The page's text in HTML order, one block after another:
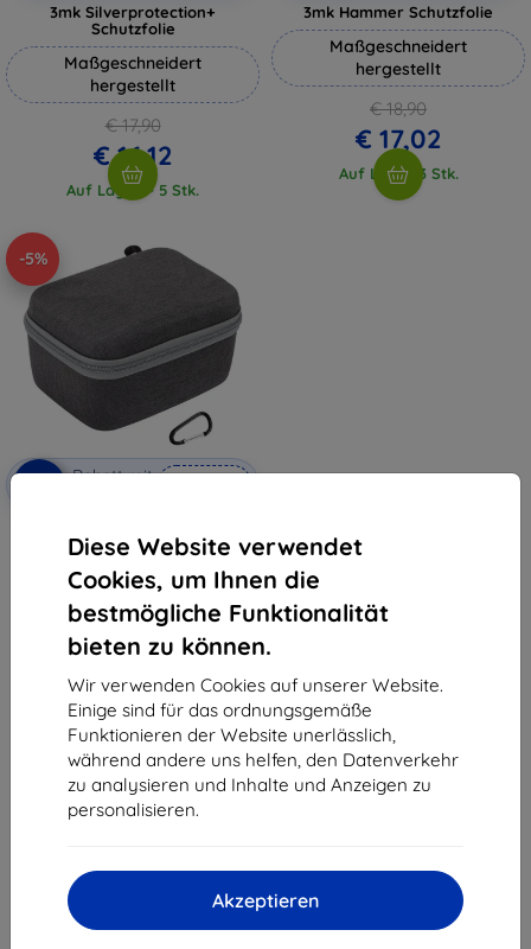
Diese Website verwendet
Cookies, um Ihnen die
bestmögliche Funktionalität
bieten zu können.
Wir verwenden Cookies auf unserer Website.
Einige sind für das ordnungsgemäße
Funktionieren der Website unerlässlich,
während andere uns helfen, den Datenverkehr
zu analysieren und Inhalte und Anzeigen zu
personalisieren.
Akzeptieren
3mk Silverprotection+
Schutzfolie
Maßgeschneidert
hergestellt
€ 17,90
€ 16,12
Auf Lager > 5 Stk.
3mk Hammer Schutzfolie
Maßgeschneidert
hergestellt
€ 18,90
€ 17,02
Auf Lager 3 Stk.
-5%
Rabatt mit
für DJI Goggles 2 / Goggles 3
€ 23,90
€ 22,70
Auf Lager > 5 Stk.
vom ganzen5.
«